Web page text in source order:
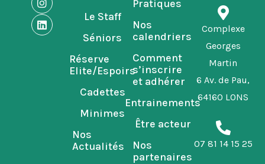
e
b
o
o
t
a
g
r
k
e
d
i
Le Staff
Séniors
Réserve
Elite/Espoirs
Cadettes
Minimes
Nos
Actualités
Pratiques
Nos
calendriers
Comment
s’inscrire
et adhérer
Entrainements
Être acteur
Nos
partenaires
Complexe
Georges
Martin
6 Av. de Pau,
64160 LONS
07 81 14 15 25